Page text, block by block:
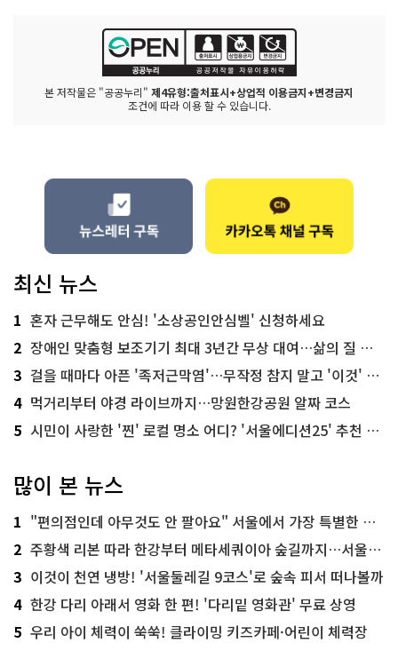
본 저작물은 "공공누리" 제4유형:출처표시+상업적 이용금지+변경금지
조건에 따라 이용 할 수 있습니다.
최신 뉴스
1 혼자 근무해도 안심! '소상공인안심벨' 신청하세요
2 장애인 맞춤형 보조기기 최대 3년간 무상 대여…삶의 질 높인다
3 걸을 때마다 아픈 '족저근막염'…무작정 참지 말고 '이것' 해보세요!
4 먹거리부터 야경 라이브까지…망원한강공원 알짜 코스
5 시민이 사랑한 '찐' 로컬 명소 어디? '서울에디션25' 추천 코스
많이 본 뉴스
1 "편의점인데 아무것도 안 팔아요" 서울에서 가장 특별한 편의점의 정체
2 주황색 리본 따라 한강부터 메타세쿼이아 숲길까지…서울둘레길 15코스
3 이것이 천연 냉방! '서울둘레길 9코스'로 숲속 피서 떠나볼까
4 한강 다리 아래서 영화 한 편! '다리밑 영화관' 무료 상영
5 우리 아이 체력이 쑥쑥! 클라이밍 키즈카페·어린이 체력장